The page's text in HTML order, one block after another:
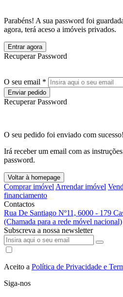
Parabéns! A sua password foi
agora, terá aceso a imóveis privados.
Entrar agora
Recuperar Password
O seu email *
Enviar pedido
Recuperar Password
O seu pedido foi enviado com sucesso!
Irá receber um email com as
password.
Voltar à homepage
Comprar imóvel Arrendar imóvel
financiamento
Contactos
Rua De Santiago Nº11, 6000 - 179
(Chamada para a rede móvel nacional)
Subscreva a nossa newsletter
Aceito a Política de Privacidade e
Siga-nos